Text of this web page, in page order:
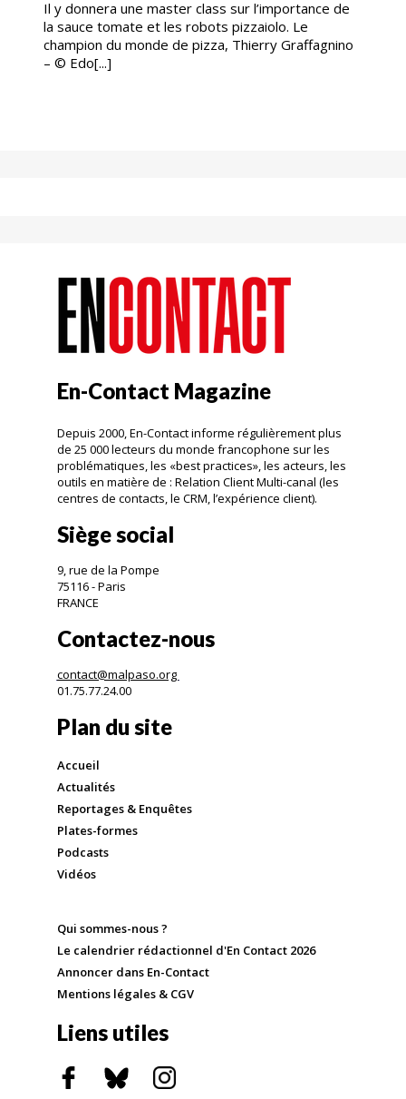
Il y donnera une master class sur l’importance de
la sauce tomate et les robots pizzaiolo. Le
champion du monde de pizza, Thierry Graffagnino
– © Edo[...]
En-Contact Magazine
Depuis 2000, En-Contact informe régulièrement plus
de 25 000 lecteurs du monde francophone sur les
problématiques, les «best practices», les acteurs, les
outils en matière de : Relation Client Multi-canal (les
centres de contacts, le CRM, l’expérience client).
Siège social
9, rue de la Pompe
75116 - Paris
FRANCE
Contactez-nous
contact@malpaso.org
01.75.77.24.00
Plan du site
Accueil
Actualités
Reportages & Enquêtes
Plates-formes
Podcasts
Vidéos
Qui sommes-nous ?
Le calendrier rédactionnel d'En Contact 2026
Annoncer dans En-Contact
Mentions légales & CGV
Liens utiles